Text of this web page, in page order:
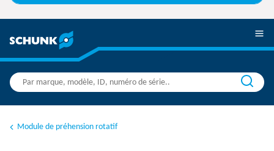
Module de préhension rotatif